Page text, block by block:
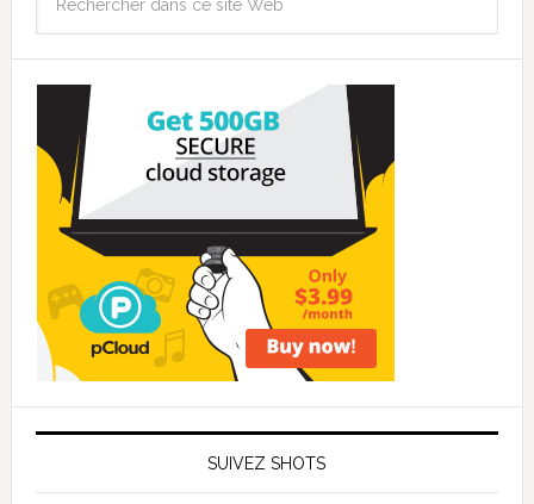
SUIVEZ SHOTS